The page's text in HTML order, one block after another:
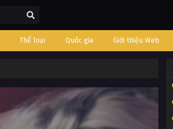
Thể loại Quốc gia Giới thiệu Web